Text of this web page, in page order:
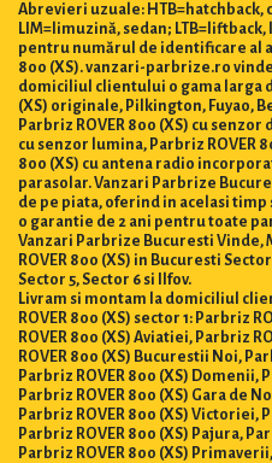
Abrevieri uzuale: HTB=hatchback,
LIM=limuzină, sedan;
pentru numărul de identificare al
800 (XS). vanzari-parbrize.ro
domiciliul clientului o gama larga
(XS) originale, Pilkington, Fuyao,
Parbriz ROVER 800 (XS) cu senzor
cu senzor lumina, Parbriz ROVER
800 (XS) cu antena radio
parasolar. Vanzari Parbrize
de pe piata, oferind in acelasi
o garantie de 2 ani pentru toate
Vanzari Parbrize Bucuresti Vinde,
ROVER 800 (XS) in Bucuresti
Sector 5, Sector 6 si Ilfov.
Livram si montam la domiciliul
ROVER 800 (XS) sector 1: Parbriz
ROVER 800 (XS) Aviatiei, Parbriz
ROVER 800 (XS) Bucurestii Noi,
Parbriz ROVER 800 (XS) Domenii,
Parbriz ROVER 800 (XS) Gara de
Parbriz ROVER 800 (XS) Victoriei,
Parbriz ROVER 800 (XS) Pajura,
Parbriz ROVER 800 (XS)